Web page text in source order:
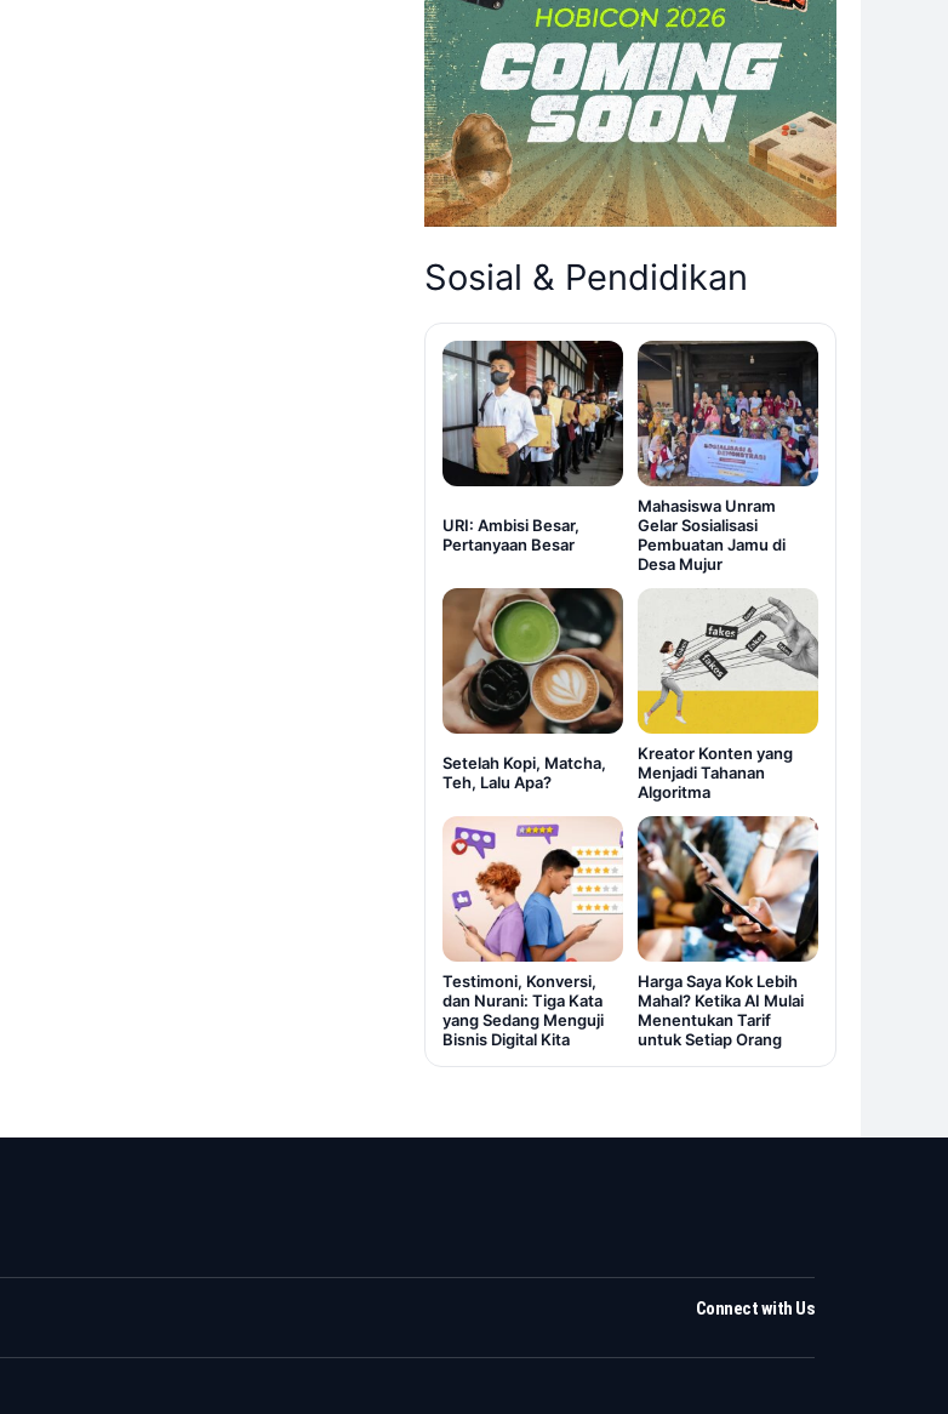
Sosial & Pendidikan
URI: Ambisi Besar,
Pertanyaan Besar
Mahasiswa Unram
Gelar Sosialisasi
Pembuatan Jamu di
Desa Mujur
Setelah Kopi, Matcha,
Teh, Lalu Apa?
Kreator Konten yang
Menjadi Tahanan
Algoritma
Testimoni, Konversi,
dan Nurani: Tiga Kata
yang Sedang Menguji
Bisnis Digital Kita
Harga Saya Kok Lebih
Mahal? Ketika AI Mulai
Menentukan Tarif
untuk Setiap Orang
Connect with Us